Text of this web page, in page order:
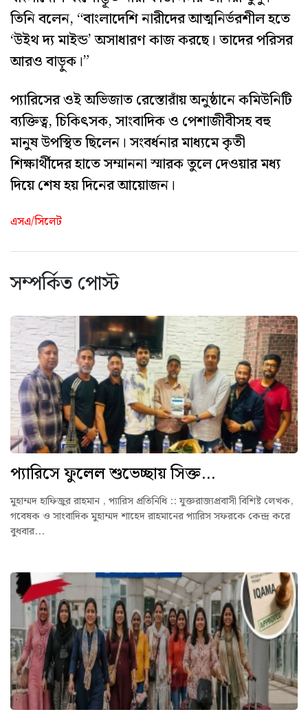
তিনি বলেন, “বাংলাদেশি নারীদের আত্মনির্ভরশীল হতে
‘উইথ দ্য মাইন্ড’ অসাধারণ কাজ করছে। তাদের পরিসর
আরও বাড়ুক।”
প্যারিসের ওই অভিজাত রেস্তোরাঁয় অনুষ্ঠানে কমিউনিটি
ব্যক্তিত্ব, চিকিৎসক, সাংবাদিক ও পেশাজীবীসহ বহু
মানুষ উপস্থিত ছিলেন। সংবর্ধনার মাধ্যমে কৃতী
শিক্ষার্থীদের হাতে সম্মাননা স্মারক তুলে দেওয়ার মধ্য
দিয়ে শেষ হয় দিনের আয়োজন।
এসএ/সিলেট
সম্পর্কিত পোস্ট
প্যারিসে ফুলেল শুভেচ্ছায় সিক্ত...
মুহাম্মদ হাফিজুর রাহমান , প্যারিস প্রতিনিধি :: যুক্তরাজ্যপ্রবাসী বিশিষ্ট লেখক,
গবেষক ও সাংবাদিক মুহাম্মদ শাহেদ রাহমানের প্যারিস সফরকে কেন্দ্র করে
বুধবার...